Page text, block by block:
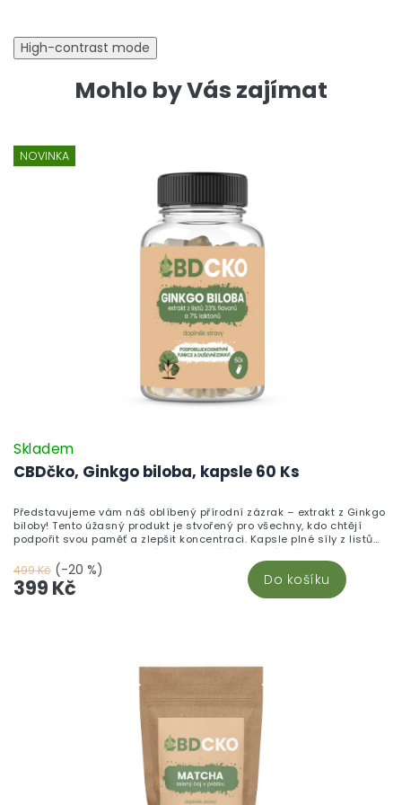
High-contrast mode
Mohlo by Vás zajímat
NOVINKA
CBDčko, Ginkgo biloba, kapsle 60 Ks
Skladem
499 Kč (-20 %)
399 Kč Do košíku
Představujeme vám náš oblíbený přírodní zázrak – extrakt z Ginkgo
biloby! Tento úžasný produkt je stvořený pro všechny, kdo chtějí
podpořit svou paměť a zlepšit koncentraci. Kapsle plné síly z listů
Ginkgo vám pomohou udržet mysl svěží a krevní oběh v kondici.
Přidejte si do svého každodenního rituálu špetku přírody a užívejte
si výhody tohoto starodávného stromu. Objednejte si Ginkgo bilobu
a objevte nový rozměr vitality!